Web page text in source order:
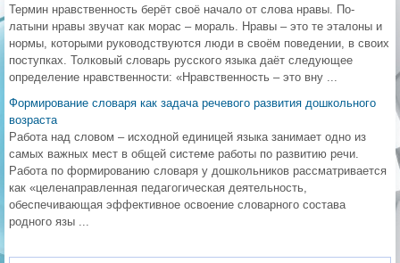
Термин нравственность берёт своё начало от слова нравы. По-
латыни нравы звучат как морас – мораль. Нравы – это те эталоны и
нормы, которыми руководствуются люди в своём поведении, в своих
поступках. Толковый словарь русского языка даёт следующее
определение нравственности: «Нравственность – это вну ...
Формирование словаря как задача речевого развития дошкольного
возраста
Работа над словом – исходной единицей языка занимает одно из
самых важных мест в общей системе работы по развитию речи.
Работа по формированию словаря у дошкольников рассматривается
как «целенаправленная педагогическая деятельность,
обеспечивающая эффективное освоение словарного состава
родного язы ...